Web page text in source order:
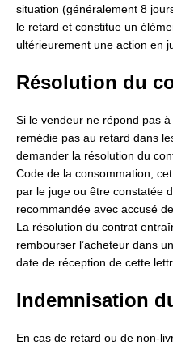
situation (généralement 8
le retard et constitue un
ultérieurement une action en
Résolution du
Si le vendeur ne répond pas
remédie pas au retard dans
demander la résolution du
Code de la consommation,
par le juge ou être constatée
recommandée avec accusé
La résolution du contrat
rembourser l’acheteur dans
date de réception de cette
Indemnisation
En cas de retard ou de non-